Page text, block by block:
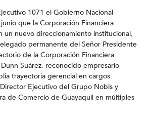
1071 el Gobierno Nacional
que la Corporación Financiera
un nuevo direccionamiento institucional,
permanente del Señor Presidente
de la Corporación Financiera
Suárez, reconocido empresario
trayectoria gerencial en cargos
Ejecutivo del Grupo Nobis y
de Comercio de Guayaquil en múltiples